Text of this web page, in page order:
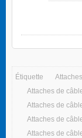
Étiquette
Attaches de
Attaches de
Attaches de
Attaches de